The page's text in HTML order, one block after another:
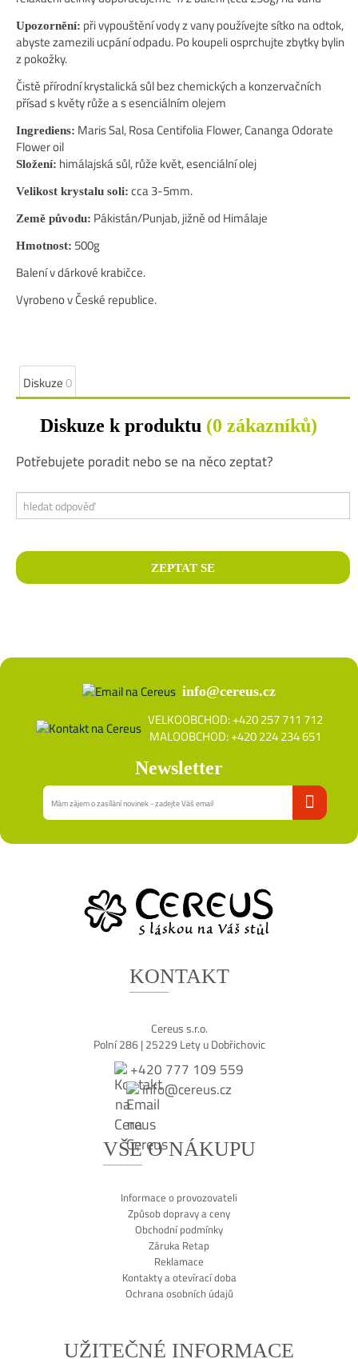
Upozornění: při vypouštění vody z vany používejte sítko na odtok,
abyste zamezili ucpání odpadu. Po koupeli osprchujte zbytky bylin
z pokožky.
Čistě přírodní krystalická sůl bez chemických a konzervačních
přísad s květy růže a s esenciálním olejem
Ingrediens: Maris Sal, Rosa Centifolia Flower, Cananga Odorate
Flower oil
Složení: himálajská sůl, růže květ, esenciální olej
Velikost krystalu soli: cca 3-5mm.
Země původu: Pákistán/Punjab, jižně od Himálaje
Hmotnost: 500g
Balení v dárkové krabičce.
Vyrobeno v České republice.
Diskuze0
Diskuze k produktu (0 zákazníků)
Potřebujete poradit nebo se na něco zeptat?
info@cereus.cz
VELKOOBCHOD: +420 257 711 712
MALOOBCHOD: +420 224 234 651
Newsletter
KONTAKT
Cereus s.r.o.
Polní 286 | 25229 Lety u Dobřichovic
+420 777 109 559
info@cereus.cz
VŠE O NÁKUPU
Informace o provozovateli
Způsob dopravy a ceny
Obchodní podmínky
Záruka Retap
Reklamace
Kontakty a otevírací doba
Ochrana osobních údajů
UŽITEČNÉ INFORMACE